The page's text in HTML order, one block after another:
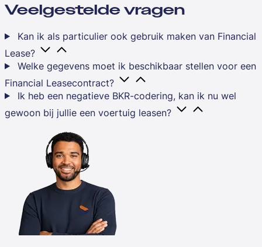
Veelgestelde vragen
Kan ik als particulier ook gebruik maken van Financial
Lease?
Welke gegevens moet ik beschikbaar stellen voor een
Financial Leasecontract?
Ik heb een negatieve BKR-codering, kan ik nu wel
gewoon bij jullie een voertuig leasen?